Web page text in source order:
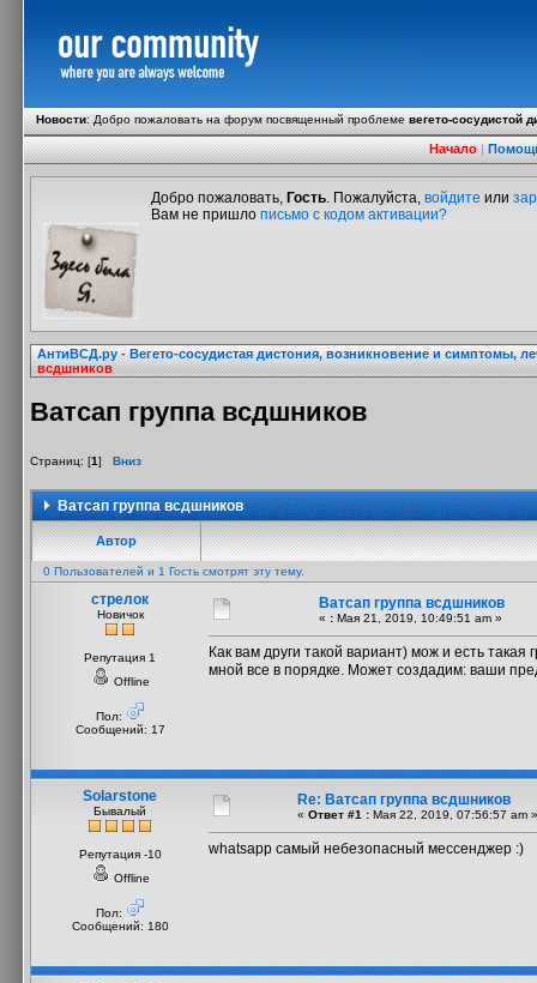
Новости:Добро пожаловать на форум посвященный проблемевегето-сосудистой
Начало|
Добро пожаловать, Гость. Пожалуйста, войдите или
Вам не пришло письмо с кодом активации?
АнтиВСД.ру - Вегето-сосудистая дистония, возникновение и симптомы,
всдшников
Ватсап группа всдшников
Страниц: [1] Вниз
Ватсап группа всдшников
Автор
0 Пользователей и 1 Гость смотрят эту тему.
стрелок
Новичок
Репутация 1
Offline
Пол:
Сообщений: 17
Ватсап группа всдшников
« : Мая 21, 2019, 10:49:51 am »
Как вам други такой вариант) мож и есть
мной все в порядке. Может создадим: ваши
Solarstone
Бывалый
Репутация -10
Offline
Пол:
Сообщений: 180
Re: Ватсап группа всдшников
« Ответ #1 : Мая 22, 2019, 07:56:57 am »
whatsapp самый небезопасный мессенджер :)